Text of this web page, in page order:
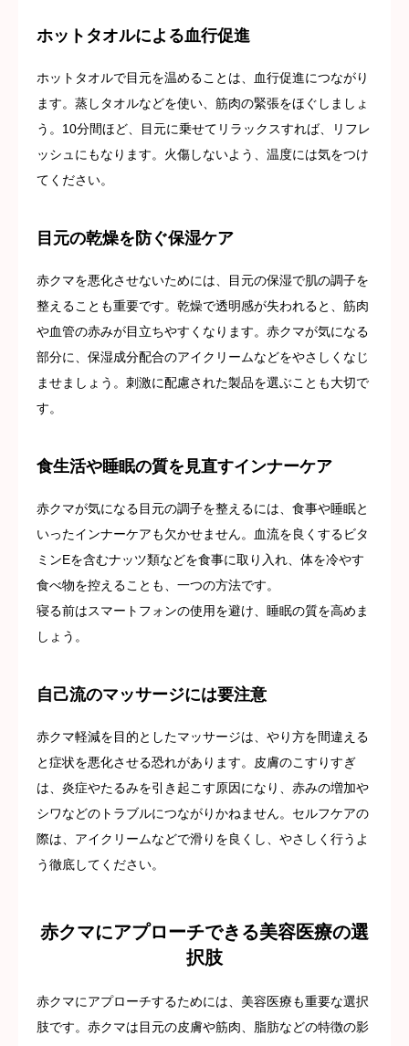
ホットタオルによる血行促進
ホットタオルで目元を温めることは、血行促進につながり
ます。蒸しタオルなどを使い、筋肉の緊張をほぐしましょ
う。10分間ほど、目元に乗せてリラックスすれば、リフレ
ッシュにもなります。火傷しないよう、温度には気をつけ
てください。
目元の乾燥を防ぐ保湿ケア
赤クマを悪化させないためには、目元の保湿で肌の調子を
整えることも重要です。乾燥で透明感が失われると、筋肉
や血管の赤みが目立ちやすくなります。赤クマが気になる
部分に、保湿成分配合のアイクリームなどをやさしくなじ
ませましょう。刺激に配慮された製品を選ぶことも大切で
す。
食生活や睡眠の質を見直すインナーケア
赤クマが気になる目元の調子を整えるには、食事や睡眠と
いったインナーケアも欠かせません。血流を良くするビタ
ミンEを含むナッツ類などを食事に取り入れ、体を冷やす
食べ物を控えることも、一つの方法です。
寝る前はスマートフォンの使用を避け、睡眠の質を高めま
しょう。
自己流のマッサージには要注意
赤クマ軽減を目的としたマッサージは、やり方を間違える
と症状を悪化させる恐れがあります。皮膚のこすりすぎ
は、炎症やたるみを引き起こす原因になり、赤みの増加や
シワなどのトラブルにつながりかねません。セルフケアの
際は、アイクリームなどで滑りを良くし、やさしく行うよ
う徹底してください。
赤クマにアプローチできる美容医療の選
択肢
赤クマにアプローチするためには、美容医療も重要な選択
肢です。赤クマは目元の皮膚や筋肉、脂肪などの特徴の影